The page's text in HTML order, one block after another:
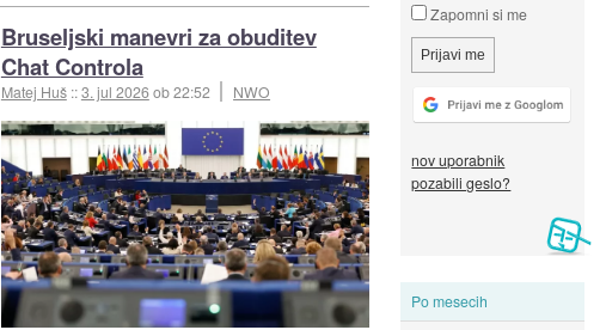
Zapomni si me
nov uporabnik
pozabili geslo?
Po mesecih
Bruseljski manevri za obuditev
Chat Controla
Matej Huš ::3. jul 2026ob 22:52 NWO